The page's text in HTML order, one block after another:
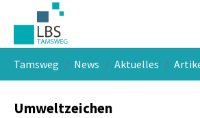
Skip to main navigation
Skip to main content
Skip to page footer
Tamsweg News Aktuelles
Umweltzeichen